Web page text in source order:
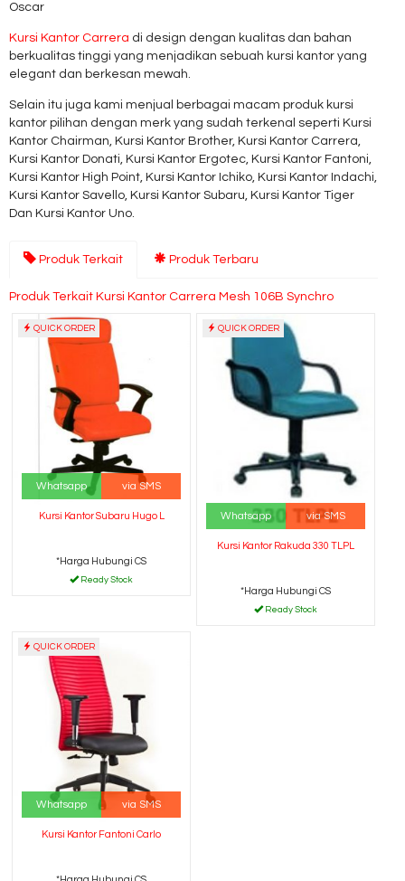
Oscar
Kursi Kantor Carrera di design dengan kualitas dan bahan
berkualitas tinggi yang menjadikan sebuah kursi kantor yang
elegant dan berkesan mewah.
Selain itu juga kami menjual berbagai macam produk kursi
kantor pilihan dengan merk yang sudah terkenal seperti Kursi
Kantor Chairman, Kursi Kantor Brother, Kursi Kantor Carrera,
Kursi Kantor Donati, Kursi Kantor Ergotec, Kursi Kantor Fantoni,
Kursi Kantor High Point, Kursi Kantor Ichiko, Kursi Kantor Indachi,
Kursi Kantor Savello, Kursi Kantor Subaru, Kursi Kantor Tiger
Dan Kursi Kantor Uno.
Produk Terkait Produk Terbaru
Produk Terkait Kursi Kantor Carrera Mesh 106B Synchro
QUICK ORDER
Whatsapp via SMS
Kursi Kantor Subaru Hugo L
*Harga Hubungi CS
Ready Stock
QUICK ORDER
Whatsapp via SMS
Kursi Kantor Rakuda 330 TLPL
*Harga Hubungi CS
Ready Stock
QUICK ORDER
Whatsapp via SMS
Kursi Kantor Fantoni Carlo